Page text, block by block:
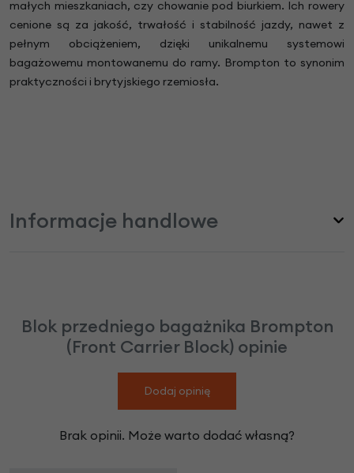
małych mieszkaniach, czy chowanie pod biurkiem. Ich rowery
cenione są za jakość, trwałość i stabilność jazdy, nawet z
pełnym obciążeniem, dzięki unikalnemu systemowi
bagażowemu montowanemu do ramy. Brompton to synonim
praktyczności i brytyjskiego rzemiosła.
Informacje handlowe
Blok przedniego bagażnika Brompton
(Front Carrier Block) opinie
Dodaj opinię
Brak opinii. Może warto dodać własną?